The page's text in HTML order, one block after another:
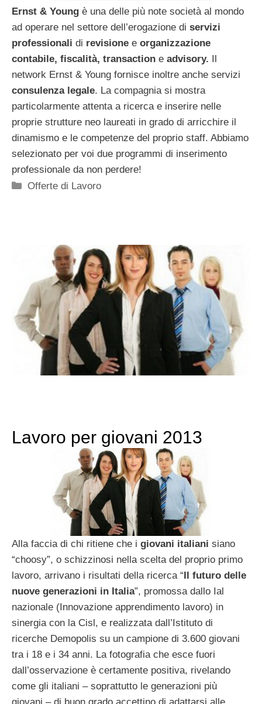
Ernst & Young è una delle più note società al mondo
ad operare nel settore dell’erogazione di servizi
professionali di revisione e organizzazione
contabile, fiscalità, transaction e advisory. Il
network Ernst & Young fornisce inoltre anche servizi
consulenza legale. La compagnia si mostra
particolarmente attenta a ricerca e inserire nelle
proprie strutture neo laureati in grado di arricchire il
dinamismo e le competenze del proprio staff. Abbiamo
selezionato per voi due programmi di inserimento
professionale da non perdere!
Categorie
Offerte di Lavoro
Lavoro per giovani 2013
Alla faccia di chi ritiene che i giovani italiani siano
“choosy”, o schizzinosi nella scelta del proprio primo
lavoro, arrivano i risultati della ricerca “Il futuro delle
nuove generazioni in Italia”, promossa dallo Ial
nazionale (Innovazione apprendimento lavoro) in
sinergia con la Cisl, e realizzata dall’Istituto di
ricerche Demopolis su un campione di 3.600 giovani
tra i 18 e i 34 anni. La fotografia che esce fuori
dall’osservazione è certamente positiva, rivelando
come gli italiani – soprattutto le generazioni più